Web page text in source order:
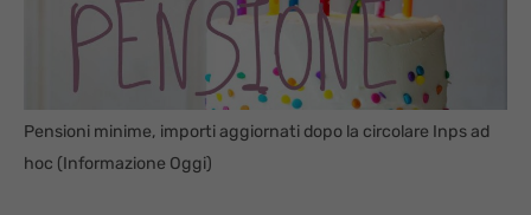
Pensioni minime, importi aggiornati dopo la circolare Inps ad
hoc (Informazione Oggi)